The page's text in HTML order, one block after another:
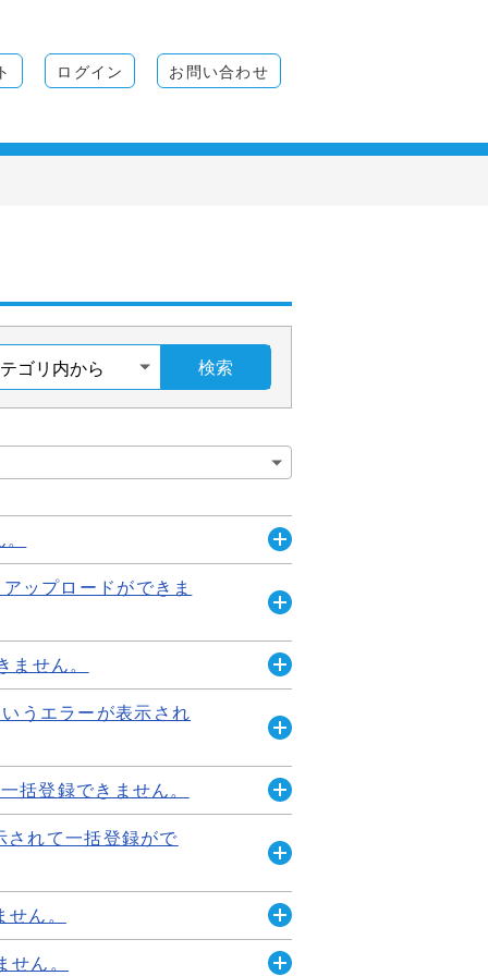
ログイン お問い合わせ
検索
開
く
し...
プロードができま
く
ができません。
ュクリア手順については以
せん。
開
く
うエラーが表示され
く
表示されて一括登録ができま
括登録できません。
開
く
ません。
れて一括登録がで
く
録ができません。
す。 クラス設定後に、再度
ん。
開
く
ん。